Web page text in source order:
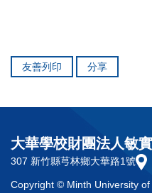
友善列印 分享
大華學校財團法人敏
307 新竹縣芎林鄉大華路1號
Copyright © Minth University